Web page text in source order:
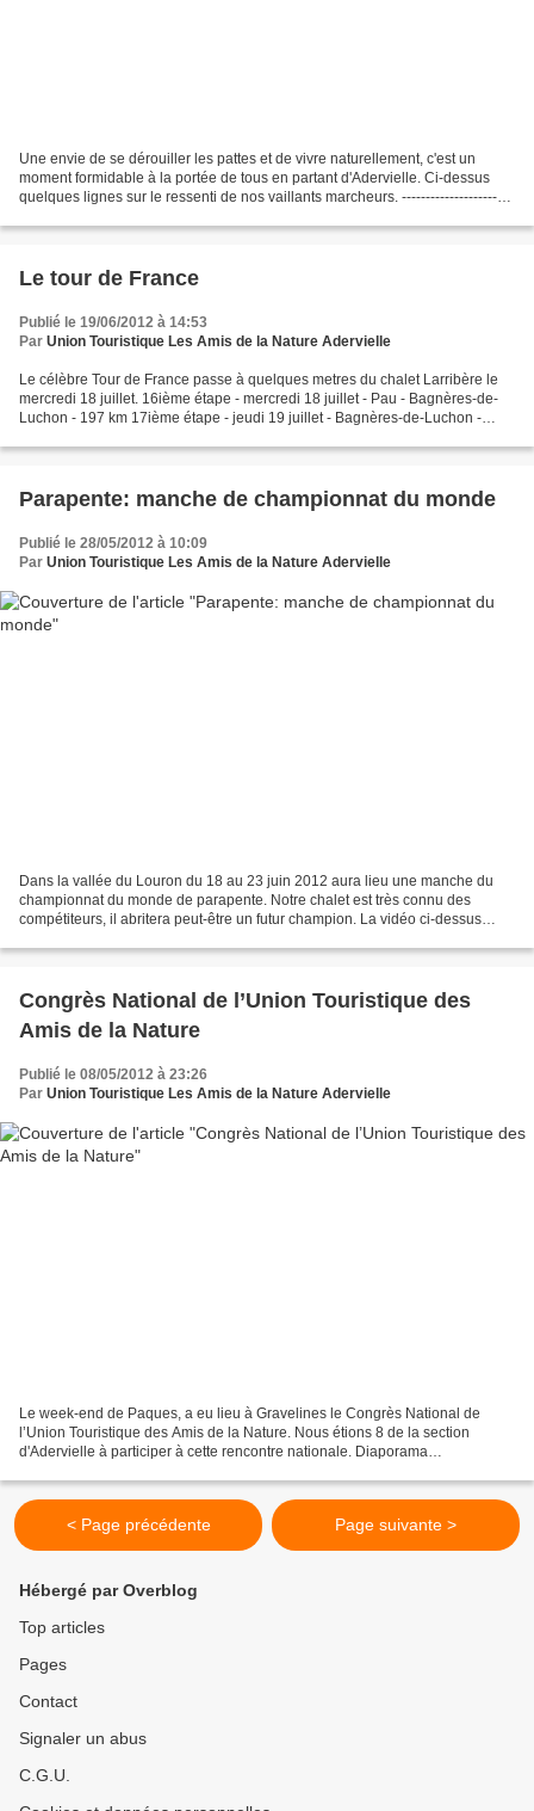
Une envie de se dérouiller les pattes et de vivre naturellement, c'est un
moment formidable à la portée de tous en partant d'Adervielle. Ci-dessus
quelques lignes sur le ressenti de nos vaillants marcheurs. -----------------------
-...
Le tour de France
Publié le 19/06/2012 à 14:53
Par Union Touristique Les Amis de la Nature Adervielle
Le célèbre Tour de France passe à quelques metres du chalet Larribère le
mercredi 18 juillet. 16ième étape - mercredi 18 juillet - Pau - Bagnères-de-
Luchon - 197 km 17ième étape - jeudi 19 juillet - Bagnères-de-Luchon -
Parapente: manche de championnat du monde
Publié le 28/05/2012 à 10:09
Par Union Touristique Les Amis de la Nature Adervielle
Dans la vallée du Louron du 18 au 23 juin 2012 aura lieu une manche du
championnat du monde de parapente. Notre chalet est très connu des
compétiteurs, il abritera peut-être un futur champion. La vidéo ci-dessus
Congrès National de l’Union Touristique des
Amis de la Nature
Publié le 08/05/2012 à 23:26
Par Union Touristique Les Amis de la Nature Adervielle
Le week-end de Paques, a eu lieu à Gravelines le Congrès National de
l’Union Touristique des Amis de la Nature. Nous étions 8 de la section
d'Adervielle à participer à cette rencontre nationale. Diaporama
< Page précédente Page suivante >
Hébergé par Overblog
Top articles
Pages
Contact
Signaler un abus
C.G.U.